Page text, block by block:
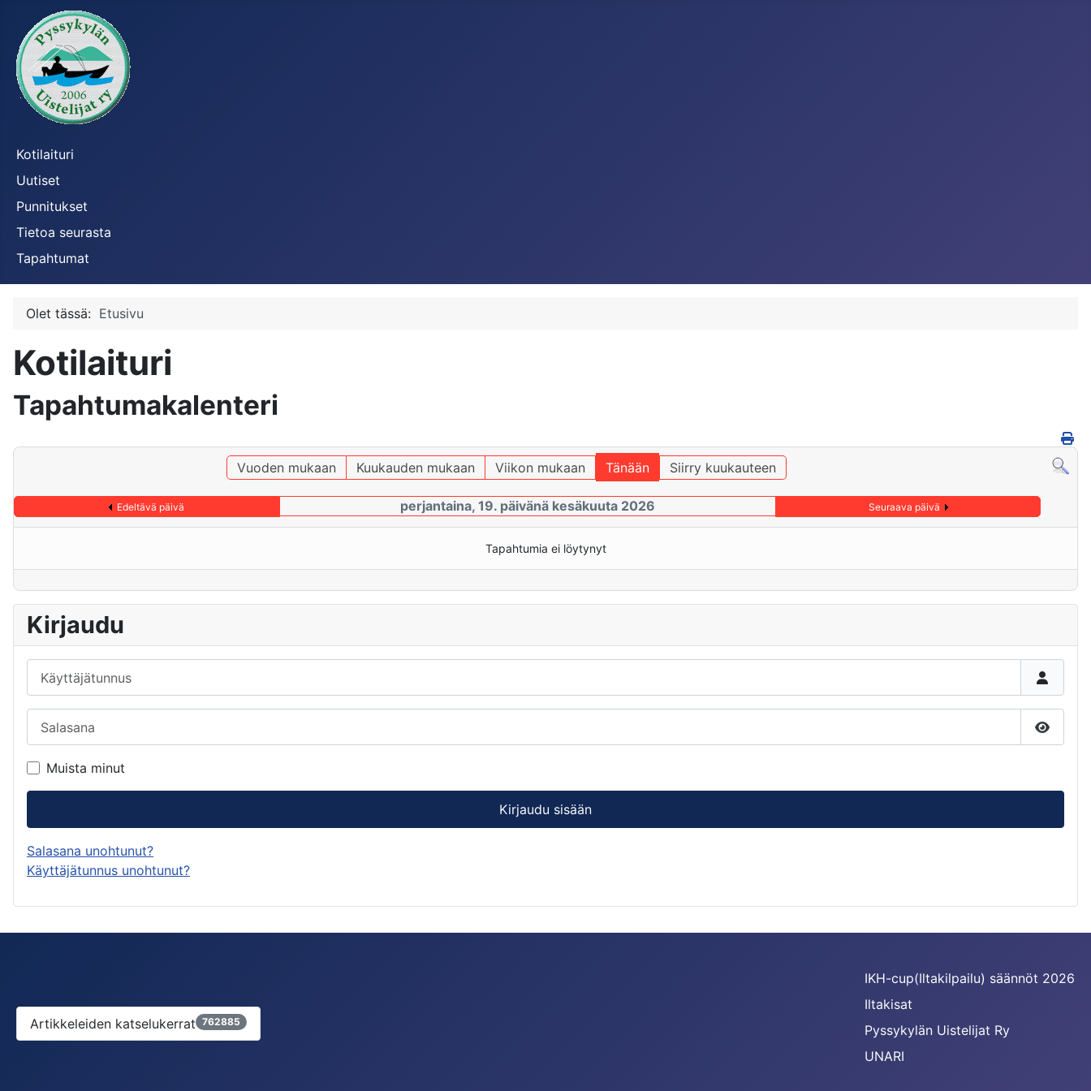
Kotilaituri
Uutiset
Punnitukset
Tietoa seurasta
Tapahtumat
Olet tässä: Etusivu
Kotilaituri
Tapahtumakalenteri
Vuoden mukaan Kuukauden mukaan Viikon mukaan Tänään Siirry kuukauteen
Edeltävä päivä perjantaina, 19. päivänä kesäkuuta 2026 Seuraava päivä
Tapahtumia ei löytynyt
Kirjaudu
Näytä
Muista minut
Kirjaudu sisään
Salasana unohtunut?
Käyttäjätunnus unohtunut?
Artikkeleiden katselukerrat 762885
IKH-cup(Iltakilpailu) säännöt 2026
Iltakisat
Pyssykylän Uistelijat Ry
UNARI